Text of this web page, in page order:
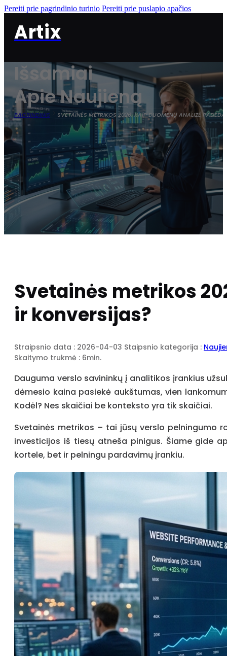
Pereiti prie pagrindinio turinio Pereiti prie puslapio apačios
Artix
Išsamiai
Apie Naujieną
PAGRINDINIS SVETAINĖS METRIKOS 2026: KAIP DUOMENŲ ANALIZĖ
Svetainės metrikos
ir konversijas?
Straipsnio data : 2026-04-03 Staipsnio kategorija :
Skaitymo trukmė : 6min.
Dauguma verslo savininkų į analitikos įrankius
dėmesio kaina pasiekė aukštumas, vien
Kodėl? Nes skaičiai be konteksto yra tik skaičiai.
Svetainės metrikos – tai jūsų verslo pelningumo
investicijos iš tiesų atneša pinigus. Šiame gide
kortele, bet ir pelningu pardavimų įrankiu.